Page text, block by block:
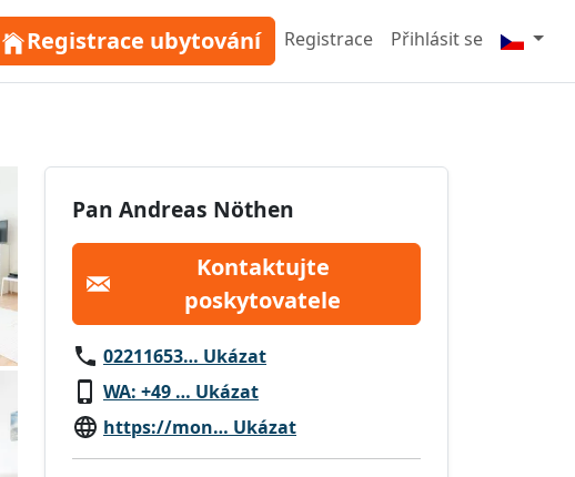
Registrace ubytování Registrace Přihlásit se
Pan Andreas Nöthen
Kontaktujte
poskytovatele
02211653… Ukázat
WA: +49 … Ukázat
https://mon… Ukázat